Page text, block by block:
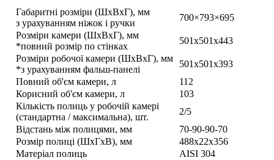
Габаритні розміри (ШхВхГ), мм
з урахуванням ніжок і ручки
700×793×695
Розміри камери (ШхВхГ), мм
*повний розмір по стінках
501х501х443
Розміри робочої камери (ШхВхГ), мм
*з урахуванням фальш-панелі
501х501х393
Повний об'єм камери, л
112
Корисний об'єм камери, л
103
Кількість полиць у робочій камері
(стандартна / максимальна), шт.
2/5
Відстань між полицями, мм
70-90-90-70
Розмір полиці (ШхГхВ), мм
488х22х356
Матеріал полиць
AISI 304